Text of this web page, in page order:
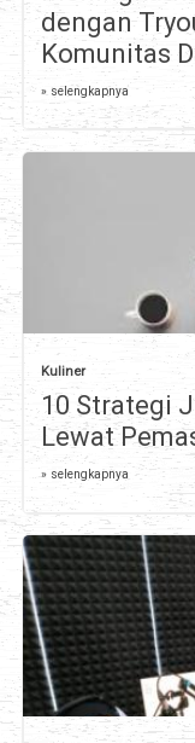
dengan
Komunitas
» selengkapnya
Kuliner
10 Strategi
Lewat
» selengkapnya